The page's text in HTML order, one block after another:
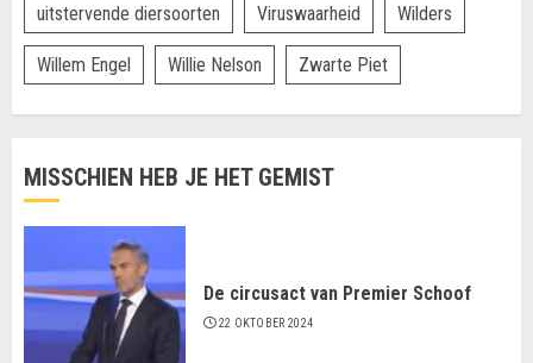
uitstervende diersoorten Viruswaarheid Wilders
Willem Engel Willie Nelson Zwarte Piet
MISSCHIEN HEB JE HET GEMIST
De circusact van Premier Schoof
22 OKTOBER 2024